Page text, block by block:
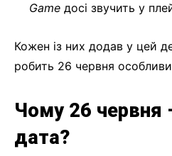
Game досі звучить у
Кожен із них додав у цей
робить 26 червня
Чому 26 червня
дата?